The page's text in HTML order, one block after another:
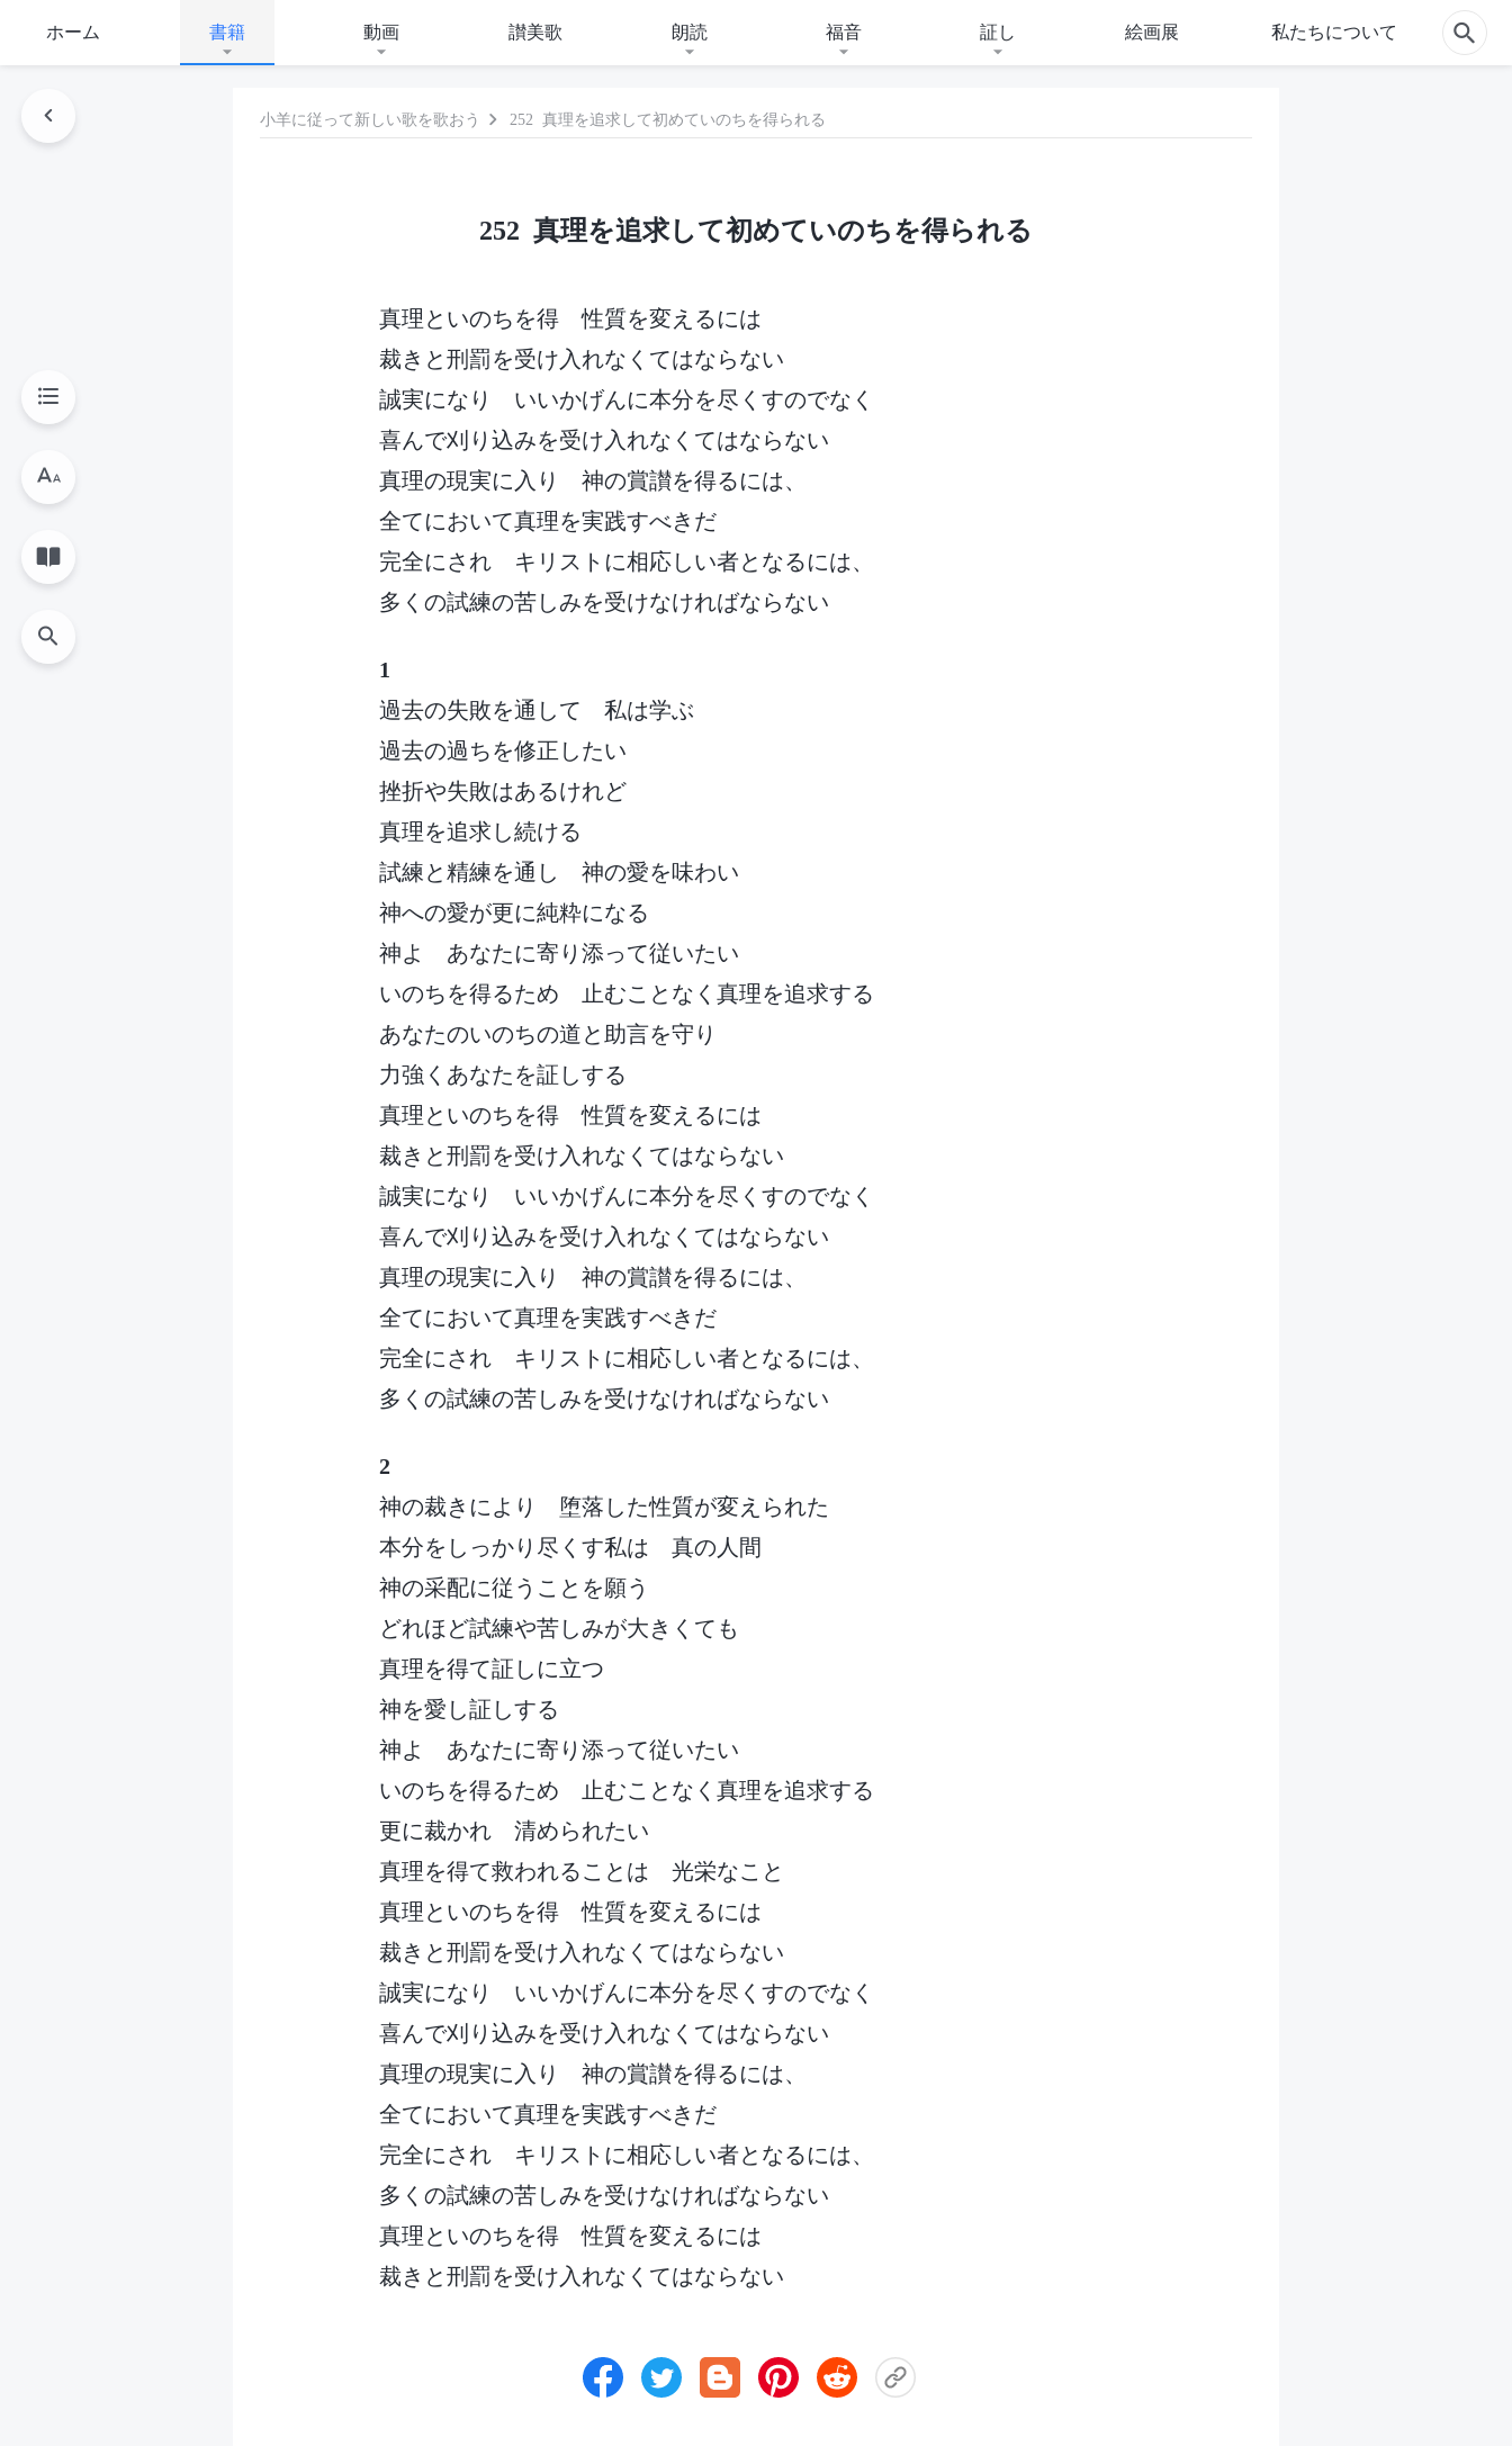
ホーム 書籍 動画 讃美歌 朗読 福音 証し 絵画展 私たちについて
小羊に従って新しい歌を歌おう 252 真理を追求して初めていのちを得られる
252 真理を追求して初めていのちを得られる
真理といのちを得 性質を変えるには
裁きと刑罰を受け入れなくてはならない
誠実になり いいかげんに本分を尽くすのでなく
喜んで刈り込みを受け入れなくてはならない
真理の現実に入り 神の賞讃を得るには、
全てにおいて真理を実践すべきだ
完全にされ キリストに相応しい者となるには、
多くの試練の苦しみを受けなければならない
1
過去の失敗を通して 私は学ぶ
過去の過ちを修正したい
挫折や失敗はあるけれど
真理を追求し続ける
試練と精練を通し 神の愛を味わい
神への愛が更に純粋になる
神よ あなたに寄り添って従いたい
いのちを得るため 止むことなく真理を追求する
あなたのいのちの道と助言を守り
力強くあなたを証しする
真理といのちを得 性質を変えるには
裁きと刑罰を受け入れなくてはならない
誠実になり いいかげんに本分を尽くすのでなく
喜んで刈り込みを受け入れなくてはならない
真理の現実に入り 神の賞讃を得るには、
全てにおいて真理を実践すべきだ
完全にされ キリストに相応しい者となるには、
多くの試練の苦しみを受けなければならない
2
神の裁きにより 堕落した性質が変えられた
本分をしっかり尽くす私は 真の人間
神の采配に従うことを願う
どれほど試練や苦しみが大きくても
真理を得て証しに立つ
神を愛し証しする
神よ あなたに寄り添って従いたい
いのちを得るため 止むことなく真理を追求する
更に裁かれ 清められたい
真理を得て救われることは 光栄なこと
真理といのちを得 性質を変えるには
裁きと刑罰を受け入れなくてはならない
誠実になり いいかげんに本分を尽くすのでなく
喜んで刈り込みを受け入れなくてはならない
真理の現実に入り 神の賞讃を得るには、
全てにおいて真理を実践すべきだ
完全にされ キリストに相応しい者となるには、
多くの試練の苦しみを受けなければならない
真理といのちを得 性質を変えるには
裁きと刑罰を受け入れなくてはならない